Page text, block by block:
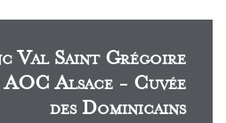
Val Saint Grégoire
Alsace - Cuvée
des Dominicains